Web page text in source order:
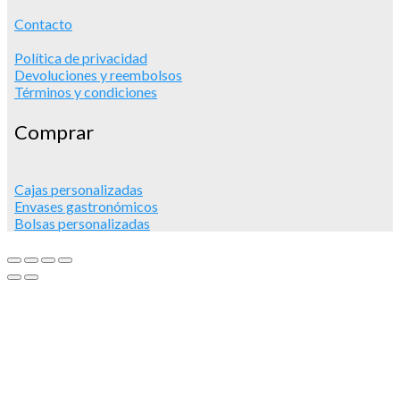
Contacto
Política de privacidad
Devoluciones y reembolsos
Términos y condiciones
Comprar
Cajas personalizadas
Envases gastronómicos
Bolsas personalizadas